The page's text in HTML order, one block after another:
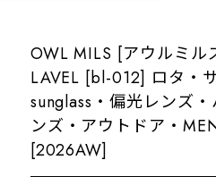
OWL MILS [アウルミル
LAVEL [bl-012] ロタ・
sunglass・偏光レンズ
ンズ・アウトドア・
[2026AW]